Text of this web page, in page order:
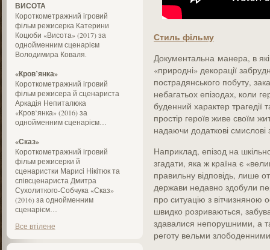
ВИСОТА
Короткометражний ігровий
фільм режисерка Катерини
Коцюби «Висота» (2017) за
однойменним сценарієм
Володимира Коваля.
«Кров’янка»
Короткометражний ігровий
фільм режисера й сценариста
Аркадія Непиталюка
«Кров’янка» (2016) за
однойменним сценарієм…
«Сказ»
Короткометражний ігровий
фільм режисерки й
сценаристки Марисі Нікітюк та
співсценариста Дмитра
Сухолиткого-Собчука «Сказ»
(2016) за однойменним
сценарієм…
Все втілене
Стиль фільму
Документальна манера, в
«природні» декорації
пострадянського побуту,
небагатьох епізодах, коли
буденний характер трагедії
простір героїв живе своїм
надаючи додаткові смислові
Наприклад, епізод на
згадати, яка ж країна є
правильну відповідь, лише
держави недавно здобули
про ситуацію з вітчизняною
швидко розриваються,
здавалися непорушними, а
реготу вельми